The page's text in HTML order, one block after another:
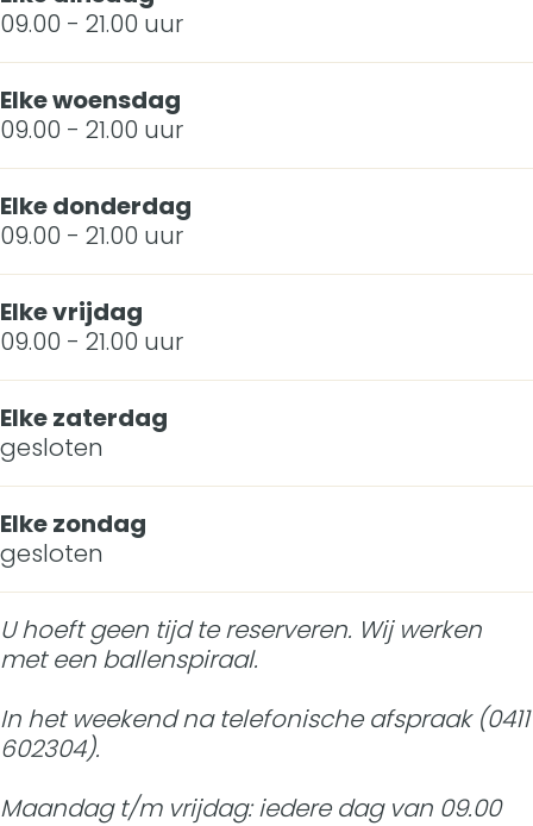
09.00 - 21.00 uur
Elke woensdag
09.00 - 21.00 uur
Elke donderdag
09.00 - 21.00 uur
Elke vrijdag
09.00 - 21.00 uur
Elke zaterdag
gesloten
Elke zondag
gesloten
U hoeft geen tijd te reserveren. Wij werken
met een ballenspiraal.
In het weekend na telefonische afspraak (0411
602304).
Maandag t/m vrijdag: iedere dag van 09.00